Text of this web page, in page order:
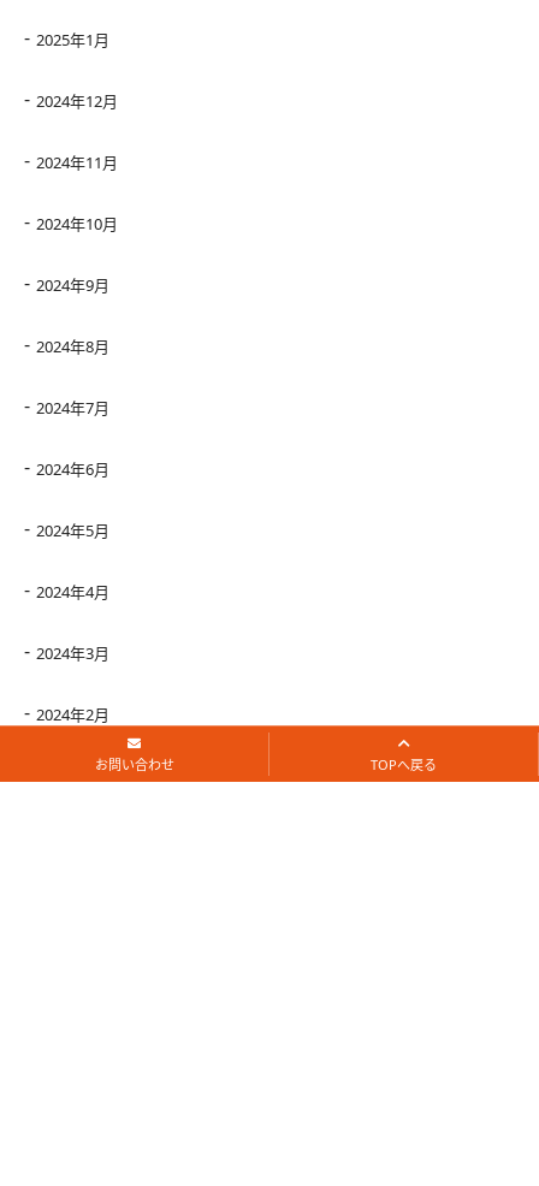
2025年1月
2024年12月
2024年11月
2024年10月
2024年9月
2024年8月
2024年7月
2024年6月
2024年5月
2024年4月
2024年3月
2024年2月
2024年1月
お問い合わせ TOPへ戻る